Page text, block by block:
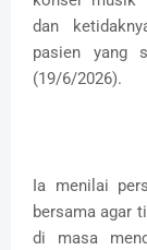
dan
pasien yang
(19/6/2026).
Ia menilai
bersama agar
di masa